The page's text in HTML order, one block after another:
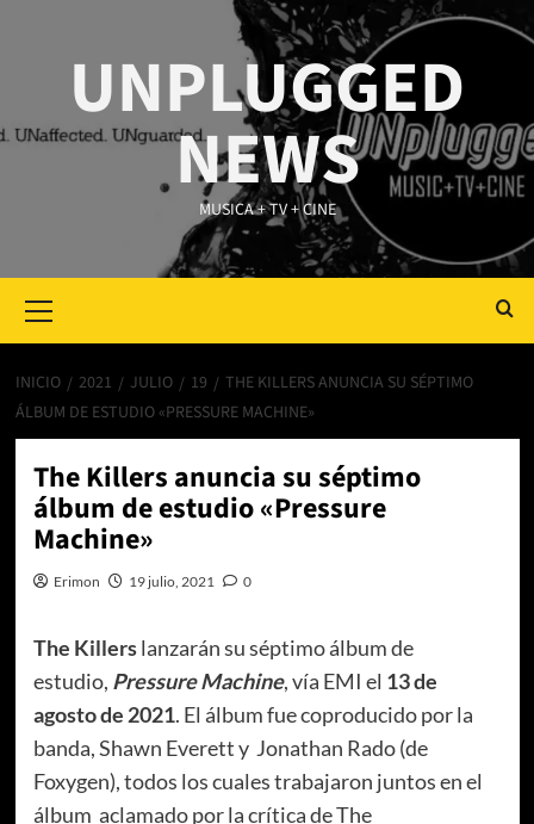
UNPLUGGED
NEWS
MUSICA + TV + CINE
Menu
INICIO 2021 JULIO 19
THE KILLERS ANUNCIA SU SÉPTIMO
ÁLBUM DE ESTUDIO «PRESSURE MACHINE»
The Killers anuncia su séptimo
álbum de estudio «Pressure
Machine»
Erimon 19 julio, 2021 0
The Killerslanzarán su séptimo álbum de
estudio, Pressure Machine, vía EMI el 13 de
agosto de 2021. El álbum fue coproducido por la
banda, Shawn Everett y Jonathan Rado (de
Foxygen), todos los cuales trabajaron juntos en el
álbum aclamado por la crítica de The